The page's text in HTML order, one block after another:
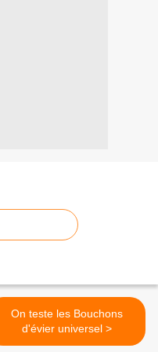
On teste les Bouchons
d'évier universel >